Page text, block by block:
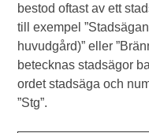
bestod oftast av ett
till exempel
huvudgård)” eller
betecknas stadsägor
ordet stadsäga och
”Stg”.